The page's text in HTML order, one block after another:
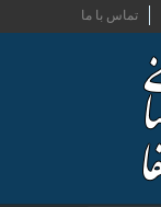
تماس با ما